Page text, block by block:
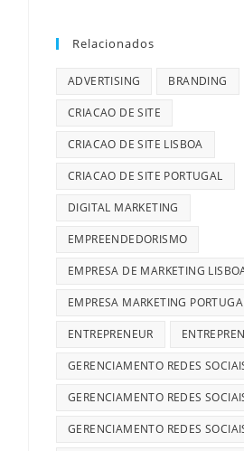
Relacionados
ADVERTISING BRANDING
CRIACAO DE SITE
CRIACAO DE SITE LISBOA
CRIACAO DE SITE PORTUGAL
DIGITAL MARKETING
EMPREENDEDORISMO
EMPRESA DE MARKETING
EMPRESA MARKETING
ENTREPRENEUR
GERENCIAMENTO REDES
GERENCIAMENTO REDES
GERENCIAMENTO REDES